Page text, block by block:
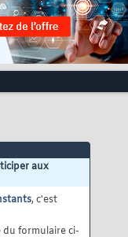
aux
, c'est
du formulaire ci-